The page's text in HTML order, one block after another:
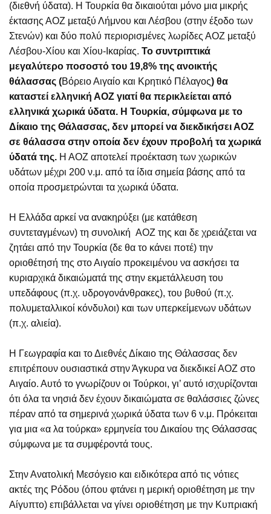
(διεθνή ύδατα). Η Τουρκία θα δικαιούται μόνο μια μικρής
έκτασης ΑΟΖ μεταξύ Λήμνου και Λέσβου (στην έξοδο των
Στενών) και δύο πολύ περιορισμένες λωρίδες ΑΟΖ μεταξύ
Λέσβου-Χίου και Χίου-Ικαρίας. Το συντριπτικά
μεγαλύτερο ποσοστό του 19,8% της ανοικτής
θάλασσας (Βόρειο Αιγαίο και Κρητικό Πέλαγος) θα
καταστεί ελληνική ΑΟΖ γιατί θα περικλείεται από
ελληνικά χωρικά ύδατα. Η Τουρκία, σύμφωνα με το
Δίκαιο της Θάλασσας, δεν μπορεί να διεκδικήσει ΑΟΖ
σε θάλασσα στην οποία δεν έχουν προβολή τα χωρικά
ύδατά της. Η ΑΟΖ αποτελεί προέκταση των χωρικών
υδάτων μέχρι 200 ν.μ. από τα ίδια σημεία βάσης από τα
οποία προσμετρώνται τα χωρικά ύδατα.
Η Ελλάδα αρκεί να ανακηρύξει (με κατάθεση
συντεταγμένων) τη συνολική ΑΟΖ της και δε χρειάζεται να
ζητάει από την Τουρκία (δε θα το κάνει ποτέ) την
οριοθέτησή της στο Αιγαίο προκειμένου να ασκήσει τα
κυριαρχικά δικαιώματά της στην εκμετάλλευση του
υπεδάφους (π.χ. υδρογονάνθρακες), του βυθού (π.χ.
πολυμεταλλικοί κόνδυλοι) και των υπερκείμενων υδάτων
(π.χ. αλιεία).
Η Γεωγραφία και το Διεθνές Δίκαιο της Θάλασσας δεν
επιτρέπουν ουσιαστικά στην Άγκυρα να διεκδικεί ΑΟΖ στο
Αιγαίο. Αυτό το γνωρίζουν οι Τούρκοι, γι’ αυτό ισχυρίζονται
ότι όλα τα νησιά δεν έχουν δικαιώματα σε θαλάσσιες ζώνες
πέραν από τα σημερινά χωρικά ύδατα των 6 ν.μ. Πρόκειται
για μια «α λα τούρκα» ερμηνεία του Δικαίου της Θάλασσας
σύμφωνα με τα συμφέροντά τους.
Στην Ανατολική Μεσόγειο και ειδικότερα από τις νότιες
ακτές της Ρόδου (όπου φτάνει η μερική οριοθέτηση με την
Αίγυπτο) επιβάλλεται να γίνει οριοθέτηση με την Κυπριακή